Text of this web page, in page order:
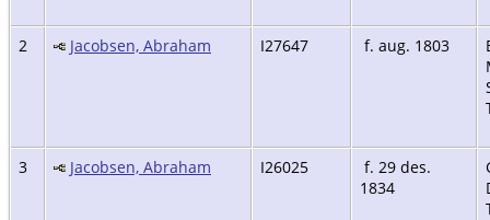
2 Jacobsen, Abraham I27647 f. aug. 1803
3 Jacobsen, Abraham I26025
f. 29 des.
1834